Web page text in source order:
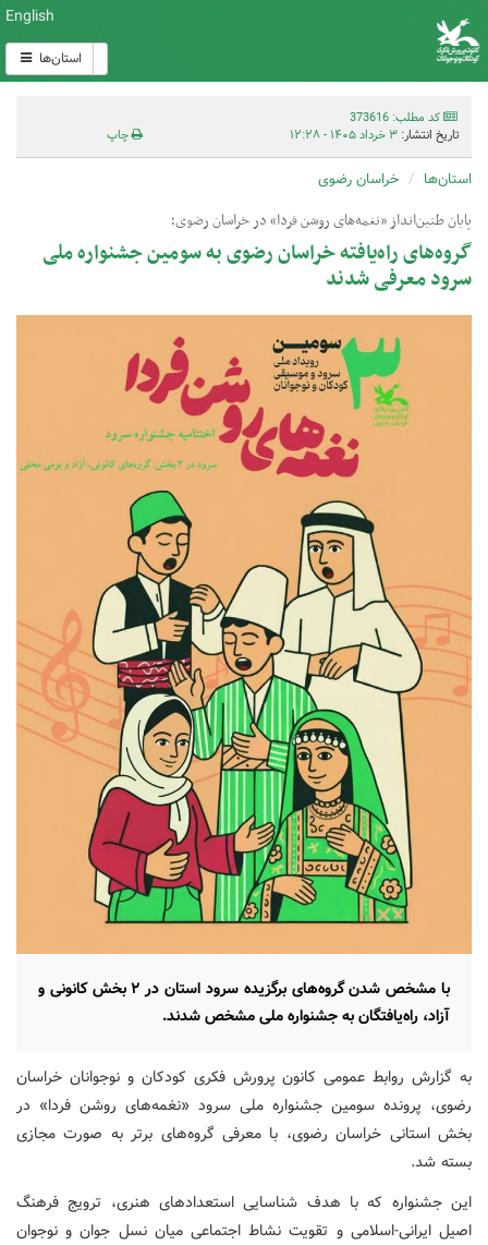
English
استان‌ها
کد مطلب: 373616
تاریخ انتشار: ۳ خرداد ۱۴۰۵ - ۱۲:۲۸ چاپ
استان‌ها خراسان رضوی
پایان طنین‌انداز «نغمه‌های روشن فردا» در خراسان رضوی؛
گروه‌های راه‌یافته خراسان رضوی به سومین جشنواره ملی
سرود معرفی شدند
با مشخص شدن گروه‌های برگزیده سرود استان در ۲ بخش کانونی و
آزاد، راه‌یافتگان به جشنواره ملی مشخص شدند.
به گزارش روابط عمومی کانون پرورش فکری کودکان و نوجوانان خراسان
رضوی، پرونده سومین جشنواره ملی سرود «نغمه‌های روشن فردا» در
بخش استانی خراسان رضوی، با معرفی گروه‌های برتر به صورت مجازی
بسته شد.
این جشنواره که با هدف شناسایی استعدادهای هنری، ترویج فرهنگ
اصیل ایرانی-اسلامی و تقویت نشاط اجتماعی میان نسل جوان و نوجوان